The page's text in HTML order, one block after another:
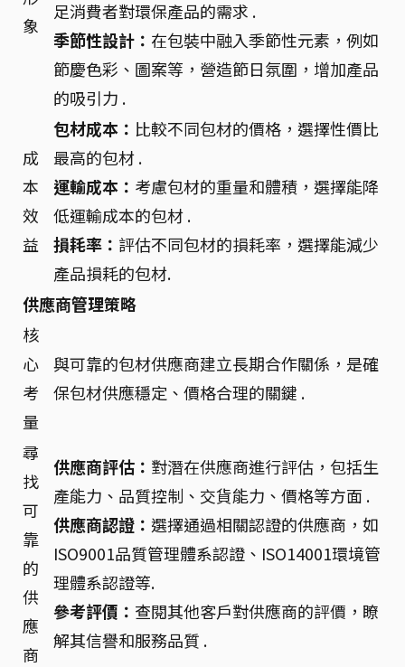
象
足消費者對環保產品的需求 .
季節性設計： 在包裝中融入季節性元素，例如
節慶色彩、圖案等，營造節日氛圍，增加產品
的吸引力 .
成
本
效
益
包材成本： 比較不同包材的價格，選擇性價比
最高的包材 .
運輸成本： 考慮包材的重量和體積，選擇能降
低運輸成本的包材 .
損耗率： 評估不同包材的損耗率，選擇能減少
產品損耗的包材.
供應商管理策略
核
心
考
量
與可靠的包材供應商建立長期合作關係，是確
保包材供應穩定、價格合理的關鍵 .
尋
找
可
靠
的
供
應
商
供應商評估： 對潛在供應商進行評估，包括生
產能力、品質控制、交貨能力、價格等方面 .
供應商認證： 選擇通過相關認證的供應商，如
ISO9001品質管理體系認證、ISO14001環境管
理體系認證等.
參考評價： 查閱其他客戶對供應商的評價，瞭
解其信譽和服務品質 .